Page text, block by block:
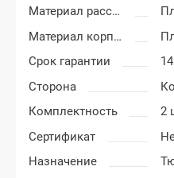
Материал рассеивателя
Материал корпуса
Срок гарантии
Сторона
Комплектность
2
Сертификат
Назначение